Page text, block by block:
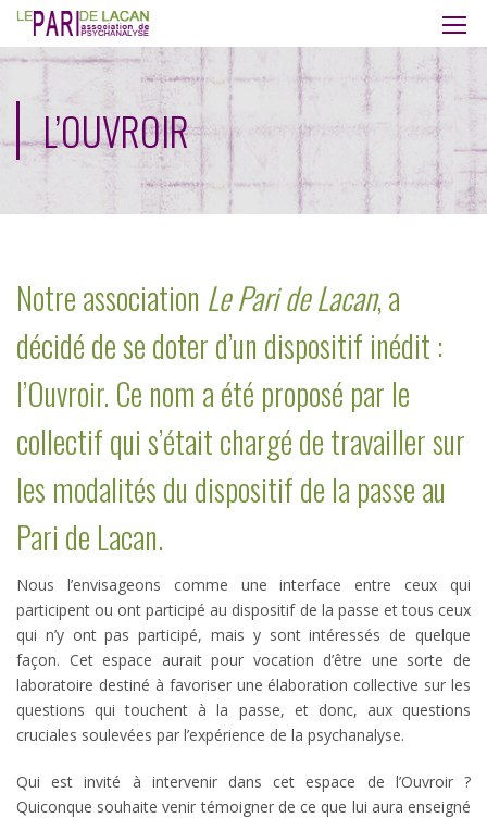
L’OUVROIR
Notre association Le Pari de Lacan, a
décidé de se doter d’un dispositif inédit :
l’Ouvroir. Ce nom a été proposé par le
collectif qui s’était chargé de travailler sur
les modalités du dispositif de la passe au
Pari de Lacan.
Nous l’envisageons comme une interface entre ceux qui
participent ou ont participé au dispositif de la passe et tous ceux
qui n’y ont pas participé, mais y sont intéressés de quelque
façon. Cet espace aurait pour vocation d’être une sorte de
laboratoire destiné à favoriser une élaboration collective sur les
questions qui touchent à la passe, et donc, aux questions
cruciales soulevées par l’expérience de la psychanalyse.
Qui est invité à intervenir dans cet espace de l’Ouvroir ?
Quiconque souhaite venir témoigner de ce que lui aura enseigné